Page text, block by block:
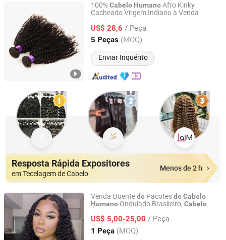
100%Cabelo HumanoAfro Kinky
Cacheado Virgem Indiano à Venda
US$ 28,6 / Peça
5 Peças (MOQ)
Enviar Inquérito
Xuchang BeautyHair Fashion Co., Ltd.
Henan, China Desde 2004
Resposta Rápida Expositores
em Tecelagem de Cabelo
Menos de 2 h
Venda Quentede Pacotesde Cabelo
Humano Ondulado Brasileiro, Cabelo
Ondulado,Cabelo Virgem para
US$ 5,00-25,00 / Peça
1 Peça (MOQ)
Guangzhou Beimeijia Trading Co., Ltd.
Guangdong, China Desde 2023